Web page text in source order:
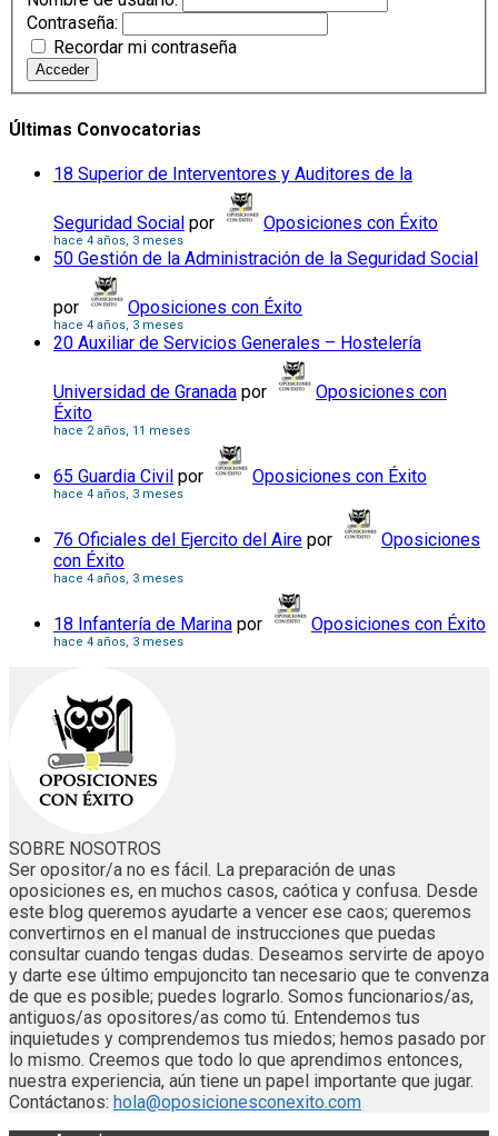
Contraseña:
Recordar mi contraseña
Acceder
Últimas Convocatorias
18 Superior de Interventores y Auditores de la
Seguridad Social por Oposiciones con Éxito
hace 4 años, 3 meses
50 Gestión de la Administración de la Seguridad Social
por Oposiciones con Éxito
hace 4 años, 3 meses
20 Auxiliar de Servicios Generales – Hostelería
Universidad de Granada por
Oposiciones con
Éxito
hace 2 años, 11 meses
65 Guardia Civil por Oposiciones con Éxito
hace 4 años, 3 meses
76 Oficiales del Ejercito del Aire por
Oposiciones
con Éxito
hace 4 años, 3 meses
18 Infantería de Marina por Oposiciones con Éxito
hace 4 años, 3 meses
SOBRE NOSOTROS
Ser opositor/a no es fácil. La preparación de unas
oposiciones es, en muchos casos, caótica y confusa. Desde
este blog queremos ayudarte a vencer ese caos; queremos
convertirnos en el manual de instrucciones que puedas
consultar cuando tengas dudas. Deseamos servirte de apoyo
y darte ese último empujoncito tan necesario que te convenza
de que es posible; puedes lograrlo. Somos funcionarios/as,
antiguos/as opositores/as como tú. Entendemos tus
inquietudes y comprendemos tus miedos; hemos pasado por
lo mismo. Creemos que todo lo que aprendimos entonces,
nuestra experiencia, aún tiene un papel importante que jugar.
Contáctanos: hola@oposicionesconexito.com